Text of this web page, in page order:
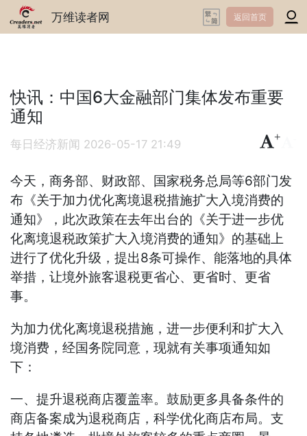
万维读者网 返回首页
快讯：中国6大金融部门集体发布重要
通知
每日经济新闻 2026-05-17 21:49
+
今天，商务部、财政部、国家税务总局等6部门发
布《关于加力优化离境退税措施扩大入境消费的
通知》，此次政策在去年出台的《关于进一步优
化离境退税政策扩大入境消费的通知》的基础上
进行了优化升级，提出8条可操作、能落地的具体
举措，让境外旅客退税更省心、更省时、更省
事。
为加力优化离境退税措施，进一步便利和扩大入
境消费，经国务院同意，现就有关事项通知如
下：
一、提升退税商店覆盖率。鼓励更多具备条件的
商店备案成为退税商店，科学优化商店布局。支